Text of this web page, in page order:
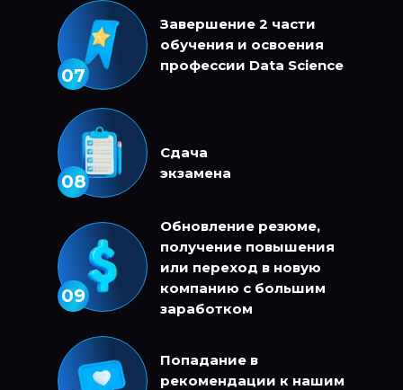
Завершение 2 части
обучения и освоения
профессии Data Science
07
Обновление резюме,
получение повышения
или переход в новую
компанию с большим
заработком
09
Сдача
экзамена
08
Попадание в
рекомендации к нашим